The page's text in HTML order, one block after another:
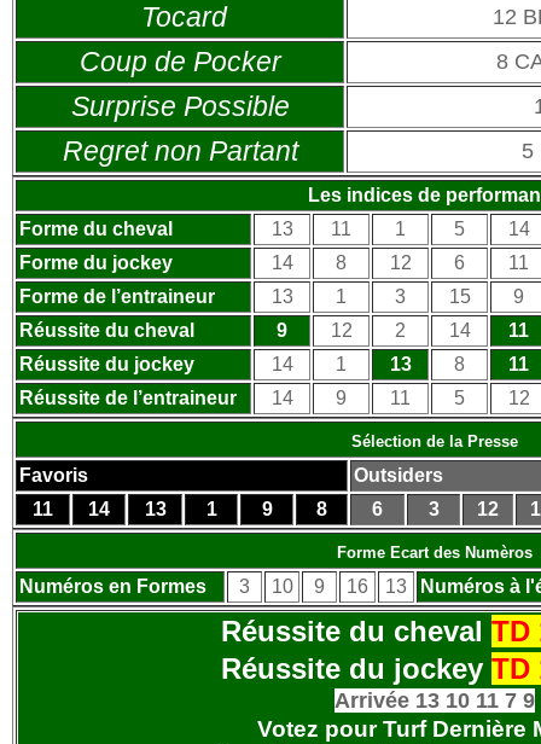
Tocard 12
Coup de Pocker 8
Surprise Possible
Regret non Partant 5
Les indices de
Forme du cheval
13 11 1 5
14
Forme du jockey
14 8 12 6
11
Forme de l’entraineur
13 1 3 15
9
Réussite du cheval
9 12 2 14
11
Réussite du jockey
14 1 13 8
11
Réussite de l’entraineur
14 9 11 5 12
Sélection de la Presse
Favoris
Outsiders
11
14 13 1 9 8 6 3 12
Forme Ecart des Numèros
Numéros en Formes 3 10 9 16 13 Numéros à
Réussite du cheval TD
Réussite du jockey TD
Arrivée 13 10 11 7 9
Votez pour Turf Dernière